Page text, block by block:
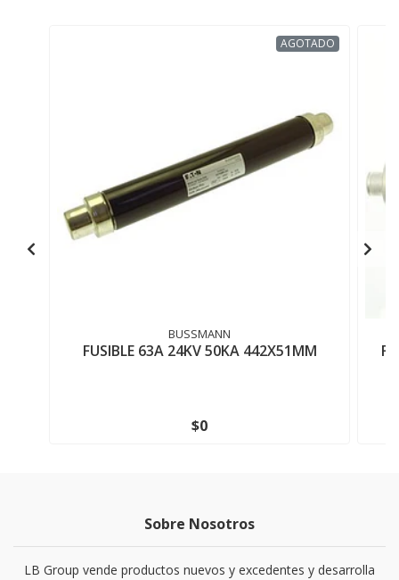
AGOTADO
BUSSMANN
FUSIBLE 63A 24KV 50KA 442X51MM
$0
Sobre Nosotros
LB Group vende productos nuevos y excedentes y desarrolla